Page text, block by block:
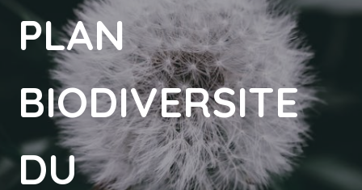
PLAN
BIODIVERSITE
DU